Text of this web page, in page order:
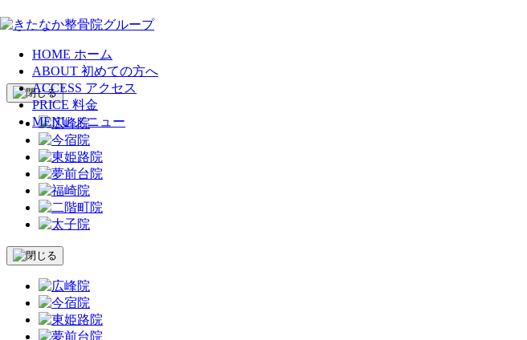
HOME ホーム
ABOUT 初めての方へ
ACCESS アクセス
PRICE 料金
MENU メニュー